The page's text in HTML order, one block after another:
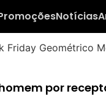
Notícias
por